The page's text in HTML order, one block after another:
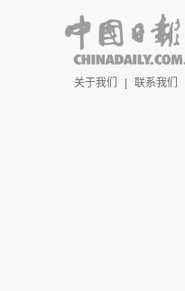
关于我们 | 联系我们